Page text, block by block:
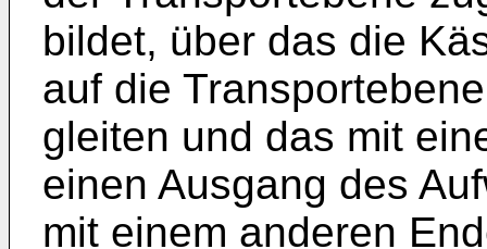
bildet, über das die
auf die
gleiten und das mit
einen Ausgang des
mit einem anderen